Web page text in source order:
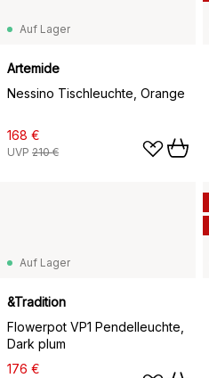
Auf Lager
Artemide
Nessino Tischleuchte, Orange
168 €
UVP 210 €
Auf Lager
&Tradition
Flowerpot VP1 Pendelleuchte,
Dark plum
176 €